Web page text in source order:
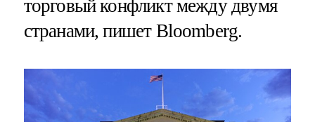
торговый конфликт между двумя
странами, пишет Bloomberg.